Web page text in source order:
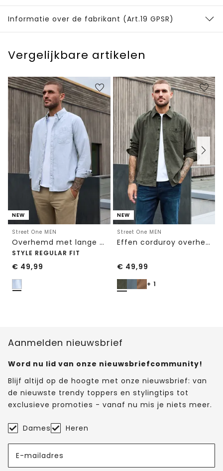
Informatie over de fabrikant (Art.19 GPSR)
Vergelijkbare artikelen
NEW
Street One MEN
Overhemd met lange mouwen en streepjespatroon
STYLE REGULAR FIT
€ 49,99
NEW
Street One MEN
Effen corduroy overhemd met lange mouwen
€ 49,99
+ 1
Aanmelden nieuwsbrief
Word nu lid van onze nieuwsbriefcommunity!
Blijf altijd op de hoogte met onze nieuwsbrief: van
de nieuwste trendy toppers en stylingtips tot
exclusieve promoties - vanaf nu mis je niets meer.
Dames Heren
E-mailadres